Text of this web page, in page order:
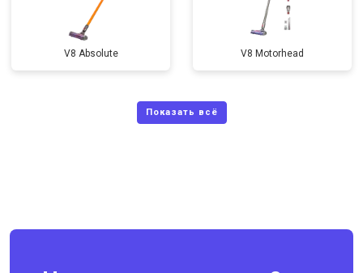
V8 Absolute V8 Motorhead